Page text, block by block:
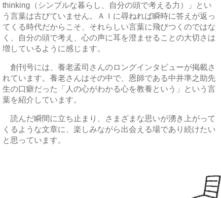
thinking（シンプルな暮らし、自分の頭で考える力）」とい
う言葉は古びていません。ＡＩに尋ねれば瞬時に答えが返っ
てくる時代だからこそ、それらしい言葉に飛びつくのではな
く、自分の頭で考え、心の声に耳を澄ませることの大切さは
増しているように感じます。
創刊号には、養老孟司さんのロングインタビューが掲載さ
れています。養老さんはその中で、恩師である中井準之助先
生の口癖だった「人の心がわかる心を教養という」という言
葉を紹介しています。
読んだ瞬間に立ち止まり、さまざまな思いが湧き上がって
くるような文章に、楽しみながら出会える場であり続けたい
と思っています。